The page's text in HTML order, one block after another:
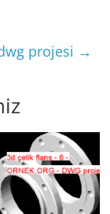
projesi →